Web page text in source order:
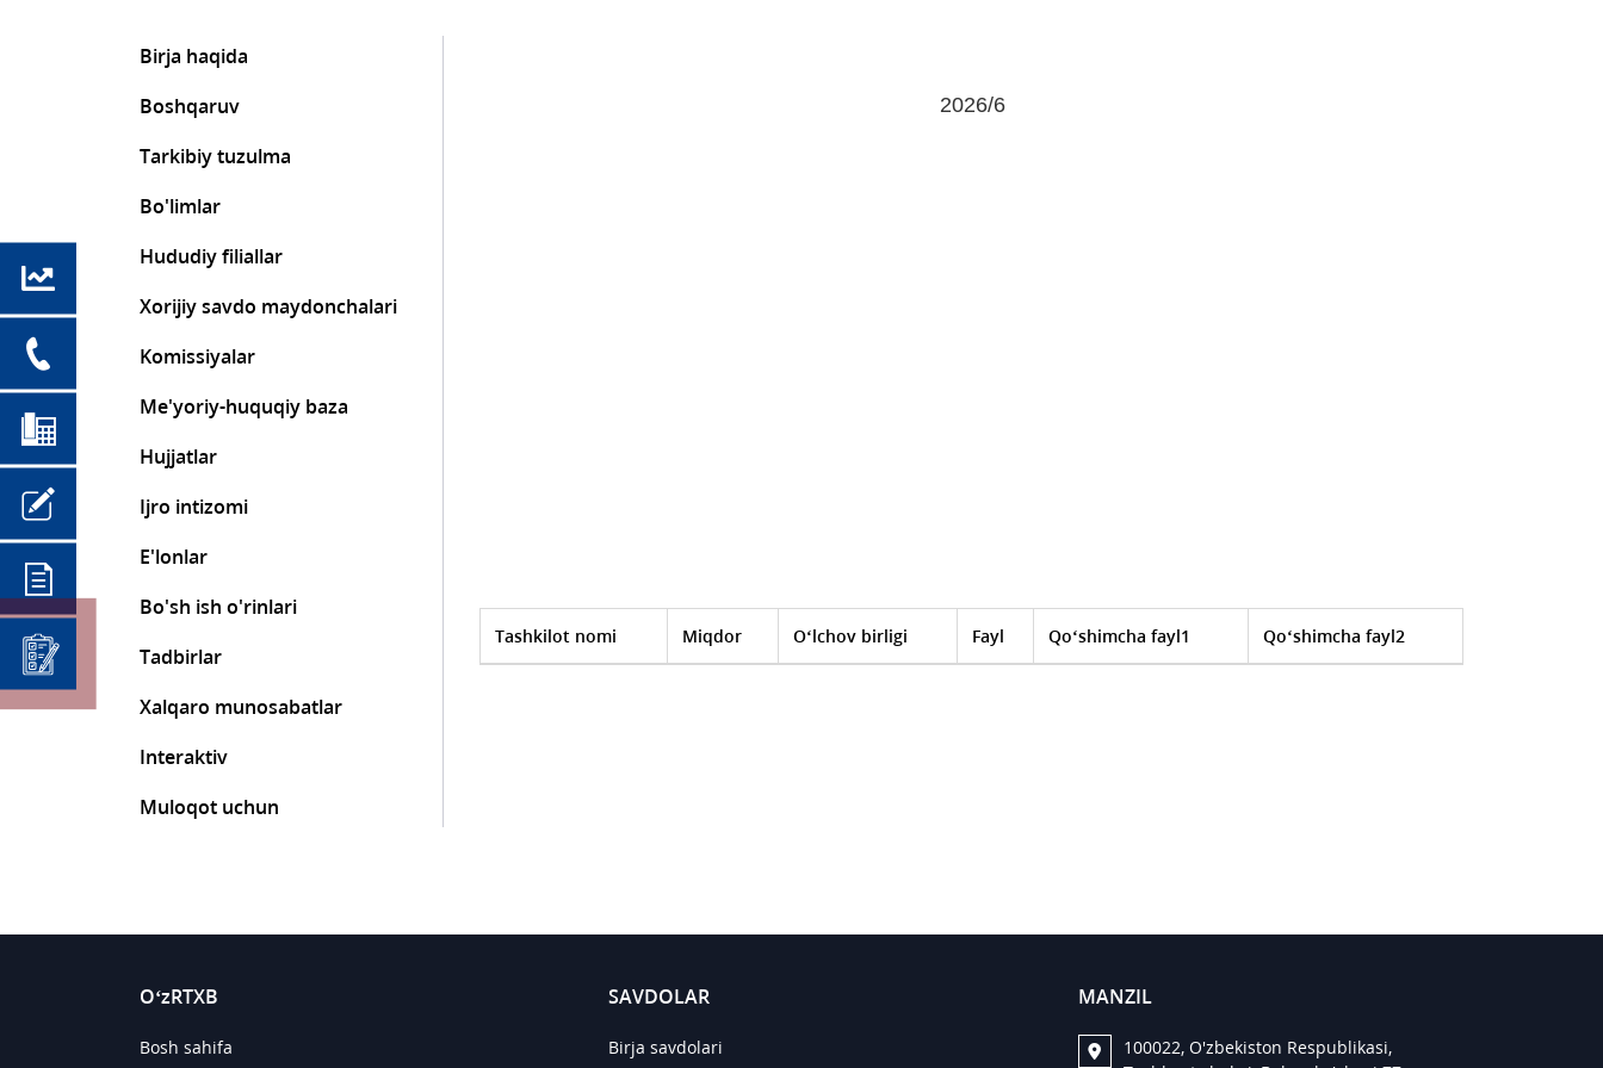
Birja haqida
Boshqaruv
Tarkibiy tuzulma
Bo'limlar
Hududiy filiallar
Xorijiy savdo maydonchalari
Komissiyalar
Me'yoriy-huquqiy baza
Hujjatlar
Ijro intizomi
E'lonlar
Bo'sh ish o'rinlari
Tadbirlar
Xalqaro munosabatlar
Interaktiv
Muloqot uchun
2026/6
Tashkilot nomi Miqdor O‘lchov birligi Fayl Qo‘shimcha fayl1 Qo‘shimcha fayl2
O‘zRTXB
Bosh sahifa
SAVDOLAR
Birja savdolari
MANZIL
100022, O'zbekiston Respublikasi,